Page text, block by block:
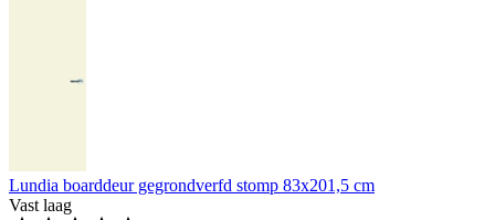
Lundia boarddeur gegrondverfd stomp 83x201,5 cm
Vast laag